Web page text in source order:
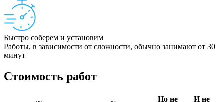
Быстро соберем и установим
Работы, в зависимости от сложности, обычно занимают от 30
минут
Стоимость работ
Но не
И не